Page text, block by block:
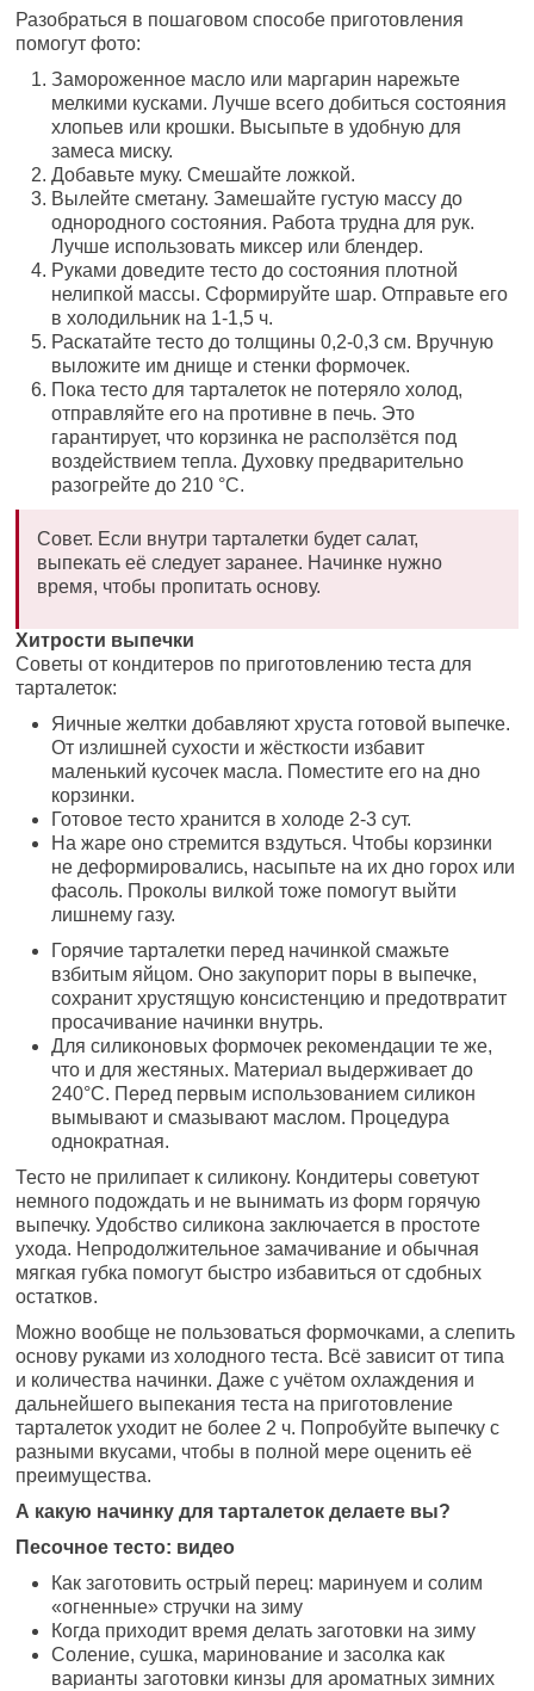
Разобраться в пошаговом способе приготовления
помогут фото:
Замороженное масло или маргарин нарежьте
мелкими кусками. Лучше всего добиться состояния
хлопьев или крошки. Высыпьте в удобную для
замеса миску.
Добавьте муку. Смешайте ложкой.
Вылейте сметану. Замешайте густую массу до
однородного состояния. Работа трудна для рук.
Лучше использовать миксер или блендер.
Руками доведите тесто до состояния плотной
нелипкой массы. Сформируйте шар. Отправьте его
в холодильник на 1-1,5 ч.
Раскатайте тесто до толщины 0,2-0,3 см. Вручную
выложите им днище и стенки формочек.
Пока тесто для тарталеток не потеряло холод,
отправляйте его на противне в печь. Это
гарантирует, что корзинка не расползётся под
воздействием тепла. Духовку предварительно
разогрейте до 210 °С.
Совет. Если внутри тарталетки будет салат,
выпекать её следует заранее. Начинке нужно
время, чтобы пропитать основу.
Хитрости выпечки
Советы от кондитеров по приготовлению теста для
тарталеток:
Яичные желтки добавляют хруста готовой выпечке.
От излишней сухости и жёсткости избавит
маленький кусочек масла. Поместите его на дно
корзинки.
Готовое тесто хранится в холоде 2-3 сут.
На жаре оно стремится вздуться. Чтобы корзинки
не деформировались, насыпьте на их дно горох или
фасоль. Проколы вилкой тоже помогут выйти
лишнему газу.
Горячие тарталетки перед начинкой смажьте
взбитым яйцом. Оно закупорит поры в выпечке,
сохранит хрустящую консистенцию и предотвратит
просачивание начинки внутрь.
Для силиконовых формочек рекомендации те же,
что и для жестяных. Материал выдерживает до
240°С. Перед первым использованием силикон
вымывают и смазывают маслом. Процедура
однократная.
Тесто не прилипает к силикону. Кондитеры советуют
немного подождать и не вынимать из форм горячую
выпечку. Удобство силикона заключается в простоте
ухода. Непродолжительное замачивание и обычная
мягкая губка помогут быстро избавиться от сдобных
остатков.
Можно вообще не пользоваться формочками, а слепить
основу руками из холодного теста. Всё зависит от типа
и количества начинки. Даже с учётом охлаждения и
дальнейшего выпекания теста на приготовление
тарталеток уходит не более 2 ч. Попробуйте выпечку с
разными вкусами, чтобы в полной мере оценить её
преимущества.
А какую начинку для тарталеток делаете вы?
Песочное тесто: видео
Как заготовить острый перец: маринуем и солим
«огненные» стручки на зиму
Когда приходит время делать заготовки на зиму
Соление, сушка, маринование и засолка как
варианты заготовки кинзы для ароматных зимних